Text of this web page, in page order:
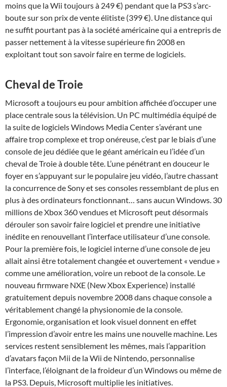
moins que la Wii toujours à 249 €) pendant que la PS3 s’arc-
boute sur son prix de vente élitiste (399 €). Une distance qui
ne suffit pourtant pas à la société américaine qui a entrepris de
passer nettement à la vitesse supérieure fin 2008 en
exploitant tout son savoir faire en terme de logiciels.
Cheval de Troie
Microsoft a toujours eu pour ambition affichée d’occuper une
place centrale sous la télévision. Un PC multimédia équipé de
la suite de logiciels Windows Media Center s’avérant une
affaire trop complexe et trop onéreuse, c’est par le biais d’une
console de jeu dédiée que le géant américain eu l’idée d’un
cheval de Troie à double tête. L’une pénétrant en douceur le
foyer en s’appuyant sur le populaire jeu vidéo, l’autre chassant
la concurrence de Sony et ses consoles ressemblant de plus en
plus à des ordinateurs fonctionnant… sans aucun Windows. 30
millions de Xbox 360 vendues et Microsoft peut désormais
dérouler son savoir faire logiciel et prendre une initiative
inédite en renouvellant l’interface utilisateur d’une console.
Pour la première fois, le logiciel interne d’une console de jeu
allait ainsi être totalement changée et ouvertement « vendue »
comme une amélioration, voire un reboot de la console. Le
nouveau firmware NXE (New Xbox Experience) installé
gratuitement depuis novembre 2008 dans chaque console a
véritablement changé la physionomie de la console.
Ergonomie, organisation et look visuel donnent en effet
l’impression d’avoir entre les mains une nouvelle machine. Les
services restent sensiblement les mêmes, mais l’apparition
d’avatars façon Mii de la Wii de Nintendo, personnalise
l’interface, l’éloignant de la froideur d’un Windows ou même de
la PS3. Depuis, Microsoft multiplie les initiatives.